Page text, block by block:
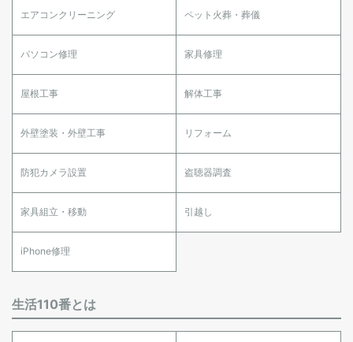
エアコンクリーニング ペット火葬・葬儀
パソコン修理 家具修理
屋根工事 解体工事
外壁塗装・外壁工事 リフォーム
防犯カメラ設置 盗聴器調査
家具組立・移動 引越し
iPhone修理
生活110番とは